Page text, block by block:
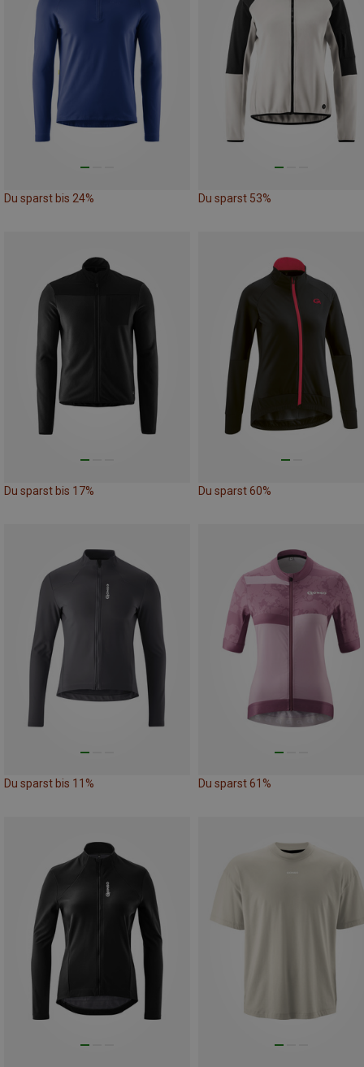
Du sparst bis 24% Du sparst 53%
Du sparst bis 17% Du sparst 60%
Du sparst bis 11% Du sparst 61%